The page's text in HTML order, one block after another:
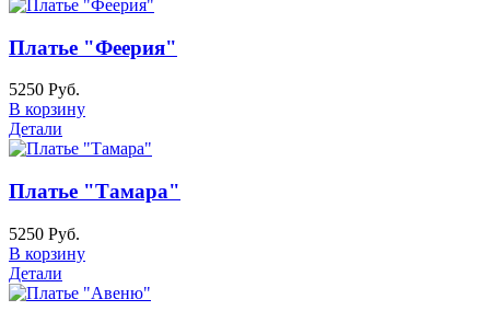
Платье "Феерия"
5250 Руб.
В корзину
Детали
Платье "Тамара"
5250 Руб.
В корзину
Детали